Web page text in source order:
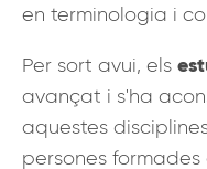
en terminologia i
Per sort avui, els
avançat i s'ha
aquestes
persones